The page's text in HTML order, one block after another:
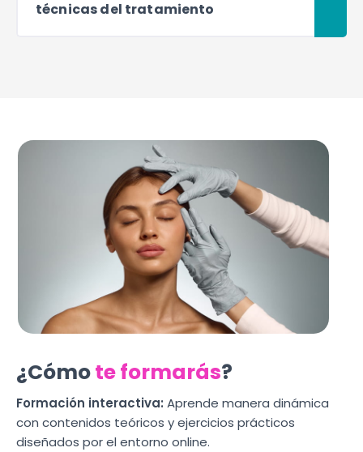
técnicas del tratamiento
¿Cómote formarás?
Formación interactiva: Aprende manera dinámica
con contenidos teóricos y ejercicios prácticos
diseñados por el entorno online.